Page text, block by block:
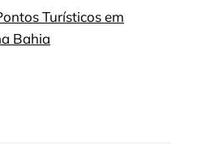
Turísticos em
Bahia